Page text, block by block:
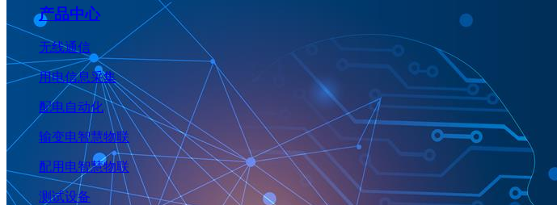
产品中心
无线通信
用电信息采集
配电自动化
输变电智慧物联
配用电智慧物联
测试设备